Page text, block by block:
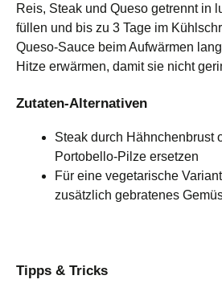
Reis, Steak und Queso getrennt in
füllen und bis zu 3 Tage im
Queso-Sauce beim Aufwärmen
Hitze erwärmen, damit sie nicht
Zutaten-Alternativen
Steak durch Hähnchenbrust
Portobello-Pilze ersetzen
Für eine vegetarische
zusätzlich gebratenes
Tipps & Tricks